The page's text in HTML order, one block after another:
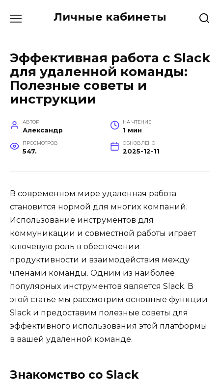
Личные кабинеты
Эффективная работа с Slack
для удаленной команды:
Полезные советы и
инструкции
АВТОР
Александр
НА ЧТЕНИЕ
1 мин
ПРОСМОТРОВ
547.
ОБНОВЛЕНО
2025-12-11
В современном мире удаленная работа
становится нормой для многих компаний.
Использование инструментов для
коммуникации и совместной работы играет
ключевую роль в обеспечении
продуктивности и взаимодействия между
членами команды. Одним из наиболее
популярных инструментов является Slack. В
этой статье мы рассмотрим основные функции
Slack и предоставим полезные советы для
эффективного использования этой платформы
в вашей удаленной команде.
Знакомство со Slack